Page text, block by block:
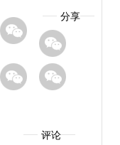
分享
评论